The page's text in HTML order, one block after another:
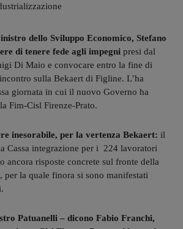
dello Sviluppo Economico, Stefano
di tenere fede agli impegni presi dal
Di Maio e convocare entro la fine di
sulla Bekaert di Figline. L’ha
giornata in cui il nuovo Governo ha
Fim-Cisl Firenze-Prato.
inesorabile, per la vertenza Bekaert: il
Cassa integrazione per i 224 lavoratori
ancora risposte concrete sul fronte della
per la quale finora si sono manifestati
Patuanelli – dicono Fabio Franchi,